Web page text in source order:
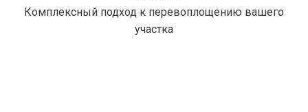
Комплексный подход к перевоплощению вашего
участка